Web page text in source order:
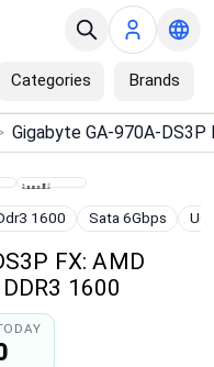
Categories Brands
1600 Sata 6Gbps
FX: AMD
1600